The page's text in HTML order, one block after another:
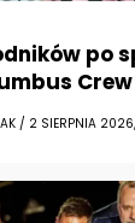
po
/ 2 SIERPNIA